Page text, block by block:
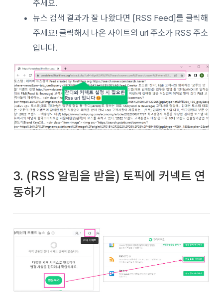
주세요.
뉴스 검색 결과가 잘 나왔다면 [RSS Feed]를 클릭해
주세요! 클릭해서 나온 사이트의 url 주소가 RSS 주소
입니다.
3. (RSS 알림을 받을) 토픽에 커넥트 연
동하기